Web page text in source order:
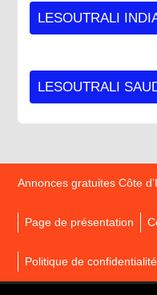
LESOUTRALI
LESOUTRALI
Annonces gratuites Côte
Page de présentation
Politique de confidentialité